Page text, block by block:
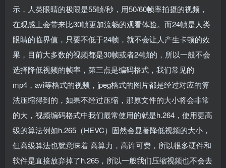
示，人类眼睛的极限是55帧/秒，用50/60帧率拍摄的视频，
在观感上会带来比30帧更加流畅的观看体验。而24帧是人类
眼睛的临界值，只要不低于24帧，就不会让人产生卡顿的效
果，目前大多数的视频都是30帧或者24帧的，所以一般不会
选择降低视频的帧率，第三点是编码格式，我们常见的
mp4，avi等格式的视频，jpeg格式的图片都是经过对应的算
法压缩得到的，如果不经过压缩，那原文件的大小将会非常
的大，视频编码格式中我们最常使用的就是h.264，使用更高
级的算法例如h.265（HEVC）固然会显著降低视频的大小，
但高级算法也就意味着 高算力，高许可费，所以很多硬件和
软件是直接放弃掉了h.265，所以一般我们压缩视频也不会去